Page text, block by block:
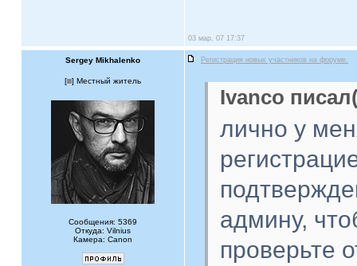
03 мар, 07 17:37
Sergey Mikhalenko Регистрация новых участников на форуме.
[ ] Местный житель
Сообщения: 5369
Откуда: Vilnius
Камера: Canon
Ivanco
лично у
админу,
проверьте